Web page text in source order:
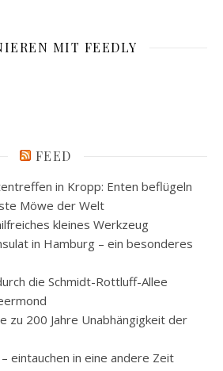
MIT FEEDLY
FEED
in Kropp: Enten beflügeln
Möwe der Welt
kleines Werkzeug
in Hamburg – ein besonderes
die Schmidt-Rottluff-Allee
zu 200 Jahre Unabhängigkeit der
eintauchen in eine andere Zeit